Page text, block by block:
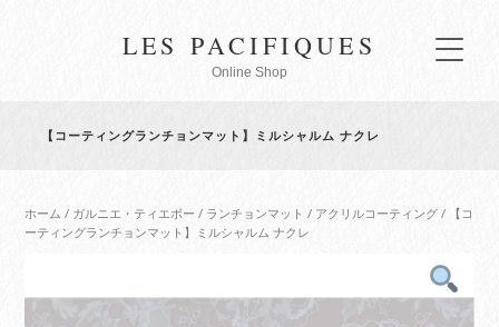
LES PACIFIQUES
Online Shop
【コーティングランチョンマット】ミルシャルム ナクレ
ホーム / ガルニエ・ティエボー / ランチョンマット / アクリルコーティング / 【コ
ーティングランチョンマット】ミルシャルム ナクレ